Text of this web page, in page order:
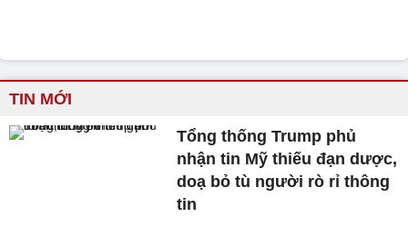
TIN MỚI
Tổng thống Trump phủ
nhận tin Mỹ thiếu đạn dược,
doạ bỏ tù người rò rỉ thông
tin